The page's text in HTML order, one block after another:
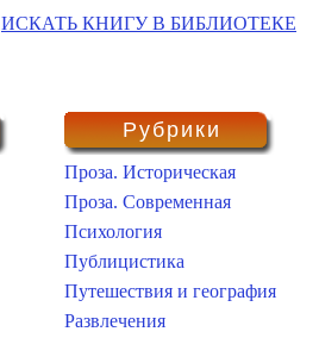
ИСКАТЬ КНИГУ В БИБЛИОТЕКЕ
Рубрики
Проза. Историческая
Проза. Современная
Психология
Публицистика
Путешествия и география
Развлечения